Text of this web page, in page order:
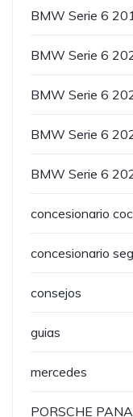
BMW Serie 6
BMW Serie 6
BMW Serie 6
BMW Serie 6
BMW Serie 6
concesionario
concesionario
consejos
guias
mercedes
PORSCHE